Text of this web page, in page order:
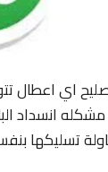
اي اعطال
انسداد
تسليكها